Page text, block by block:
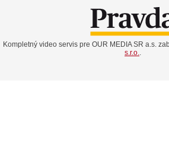
Kompletný video servis pre OUR MEDIA SR a.s.
s.r.o..